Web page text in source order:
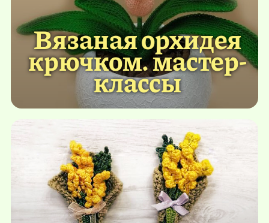
Вязаная орхидея
крючком. мастер-
классы